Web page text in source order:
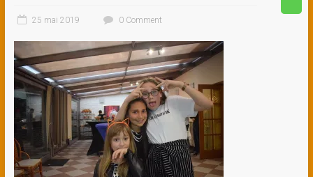
25 mai 2019 0 Comment